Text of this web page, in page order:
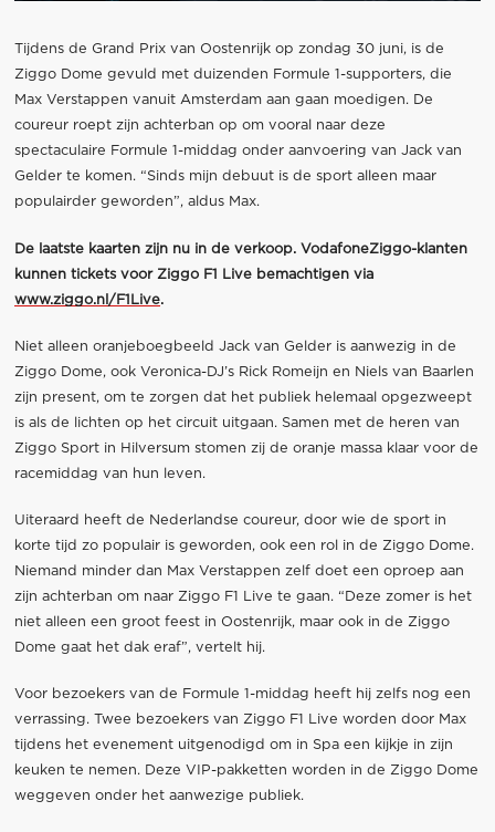
Tijdens de Grand Prix van Oostenrijk op zondag 30 juni, is de
Ziggo Dome gevuld met duizenden Formule 1-supporters, die
Max Verstappen vanuit Amsterdam aan gaan moedigen. De
coureur roept zijn achterban op om vooral naar deze
spectaculaire Formule 1-middag onder aanvoering van Jack van
Gelder te komen. “Sinds mijn debuut is de sport alleen maar
populairder geworden”, aldus Max.
De laatste kaarten zijn nu in de verkoop. VodafoneZiggo-klanten
kunnen tickets voor Ziggo F1 Live bemachtigen via
www.ziggo.nl/F1Live.
Niet alleen oranjeboegbeeld Jack van Gelder is aanwezig in de
Ziggo Dome, ook Veronica-DJ’s Rick Romeijn en Niels van Baarlen
zijn present, om te zorgen dat het publiek helemaal opgezweept
is als de lichten op het circuit uitgaan. Samen met de heren van
Ziggo Sport in Hilversum stomen zij de oranje massa klaar voor de
racemiddag van hun leven.
Uiteraard heeft de Nederlandse coureur, door wie de sport in
korte tijd zo populair is geworden, ook een rol in de Ziggo Dome.
Niemand minder dan Max Verstappen zelf doet een oproep aan
zijn achterban om naar Ziggo F1 Live te gaan. “Deze zomer is het
niet alleen een groot feest in Oostenrijk, maar ook in de Ziggo
Dome gaat het dak eraf”, vertelt hij.
Voor bezoekers van de Formule 1-middag heeft hij zelfs nog een
verrassing. Twee bezoekers van Ziggo F1 Live worden door Max
tijdens het evenement uitgenodigd om in Spa een kijkje in zijn
keuken te nemen. Deze VIP-pakketten worden in de Ziggo Dome
weggeven onder het aanwezige publiek.